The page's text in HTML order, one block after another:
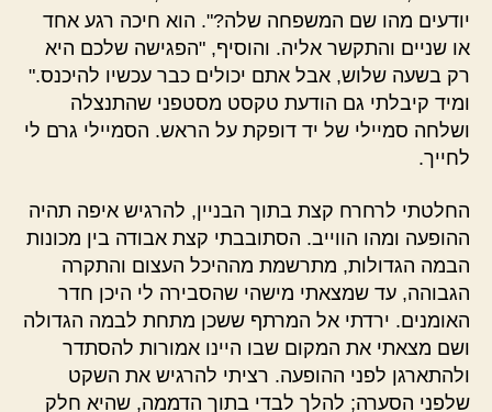
יודעים מהו שם המשפחה שלה?". הוא חיכה רגע אחד
או שניים והתקשר אליה. והוסיף, "הפגישה שלכם היא
רק בשעה שלוש, אבל אתם יכולים כבר עכשיו להיכנס."
ומיד קיבלתי גם הודעת טקסט מסטפני שהתנצלה
ושלחה סמיילי של יד דופקת על הראש. הסמיילי גרם לי
לחייך.
החלטתי לרחרח קצת בתוך הבניין, להרגיש איפה תהיה
ההופעה ומהו הווייב. הסתובבתי קצת אבודה בין מכונות
הבמה הגדולות, מתרשמת מההיכל העצום והתקרה
הגבוהה, עד שמצאתי מישהי שהסבירה לי היכן חדר
האומנים. ירדתי אל המרתף ששכן מתחת לבמה הגדולה
ושם מצאתי את המקום שבו היינו אמורות להסתדר
ולהתארגן לפני ההופעה. רציתי להרגיש את השקט
שלפני הסערה; להלך לבדי בתוך הדממה, שהיא חלק